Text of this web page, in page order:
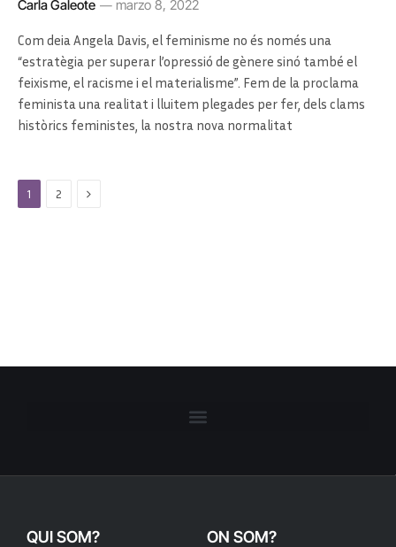
Carla Galeote marzo 8, 2022
Com deia Angela Davis, el feminisme no és només una
“estratègia per superar l’opressió de gènere sinó també el
feixisme, el racisme i el materialisme”. Fem de la proclama
feminista una realitat i lluitem plegades per fer, dels clams
històrics feministes, la nostra nova normalitat
1 2 Next
QUI SOM? ON SOM?